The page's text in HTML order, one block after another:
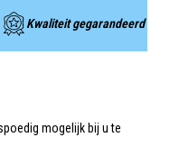
Kwaliteit gegarandeerd
mogelijk bij u te